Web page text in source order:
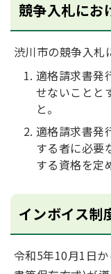
競争入札にお
渋川市の競争入札
適格請求書発
せないことと
と。
適格請求書発
する者に必要
する資格を定
インボイス制
令和5年10月1日